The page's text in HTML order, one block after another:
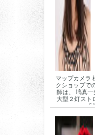
マップカメラ
クショップで
師は、 塙真
大型２灯スト
S